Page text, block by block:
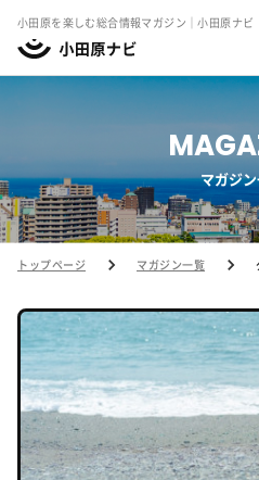
小田原を楽しむ総合情報マガジン｜小田原ナビ
マガジ
トップページ マガジン一覧